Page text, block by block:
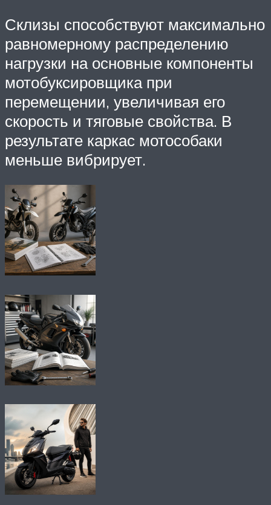
Склизы способствуют максимально
равномерному распределению
нагрузки на основные компоненты
мотобуксировщика при
перемещении, увеличивая его
скорость и тяговые свойства. В
результате каркас мотособаки
меньше вибрирует.